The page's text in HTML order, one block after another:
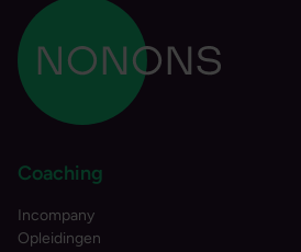
Coaching
Incompany
Opleidingen